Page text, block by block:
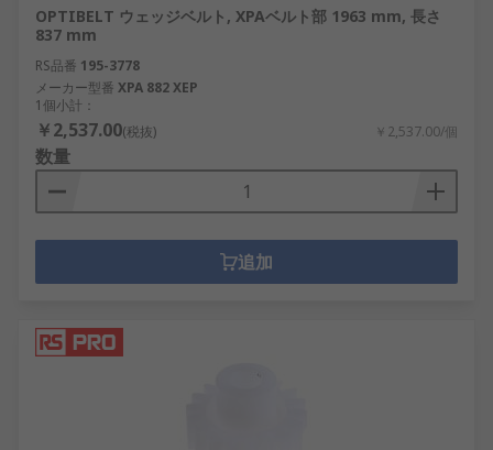
OPTIBELT ウェッジベルト, XPAベルト部 1963 mm, 長さ
837 mm
RS品番 195-3778
メーカー型番 XPA 882 XEP
1個小計：
￥2,537.00(税抜) ￥2,537.00/個
数量
追加